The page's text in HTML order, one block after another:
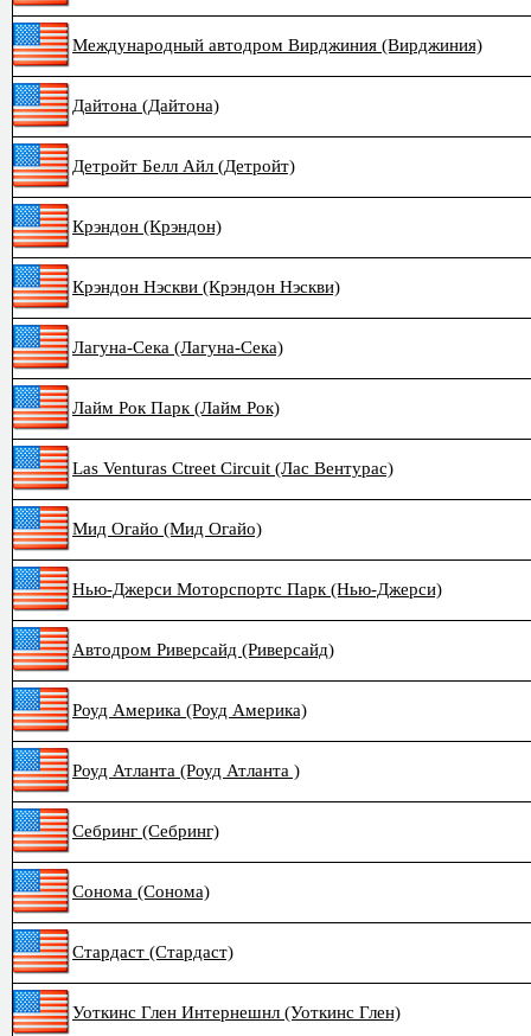
Международный автодром Вирджиния (Вирджиния)
Дайтона (Дайтона)
Детройт Белл Айл (Детройт)
Крэндон (Крэндон)
Крэндон Нэскви (Крэндон Нэскви)
Лагуна-Сека (Лагуна-Сека)
Лайм Рок Парк (Лайм Рок)
Las Venturas Ctreet Circuit (Лас Вентурас)
Мид Огайо (Мид Огайо)
Нью-Джерси Моторспортс Парк (Нью-Джерси)
Автодром Риверсайд (Риверсайд)
Роуд Америка (Роуд Америка)
Роуд Атланта (Роуд Атланта )
Себринг (Себринг)
Сонома (Сонома)
Стардаст (Стардаст)
Уоткинс Глен Интернешнл (Уоткинс Глен)